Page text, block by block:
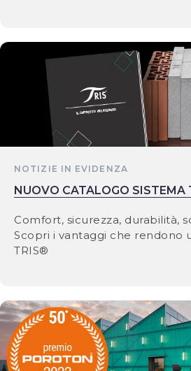
NOTIZIE IN EVIDENZA
NUOVO CATALOGO SISTEMA
Comfort, sicurezza, durabilità,
Scopri i vantaggi che rendono
TRIS®